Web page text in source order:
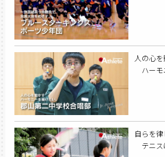
人の心
ハーモ
自らを
テニス